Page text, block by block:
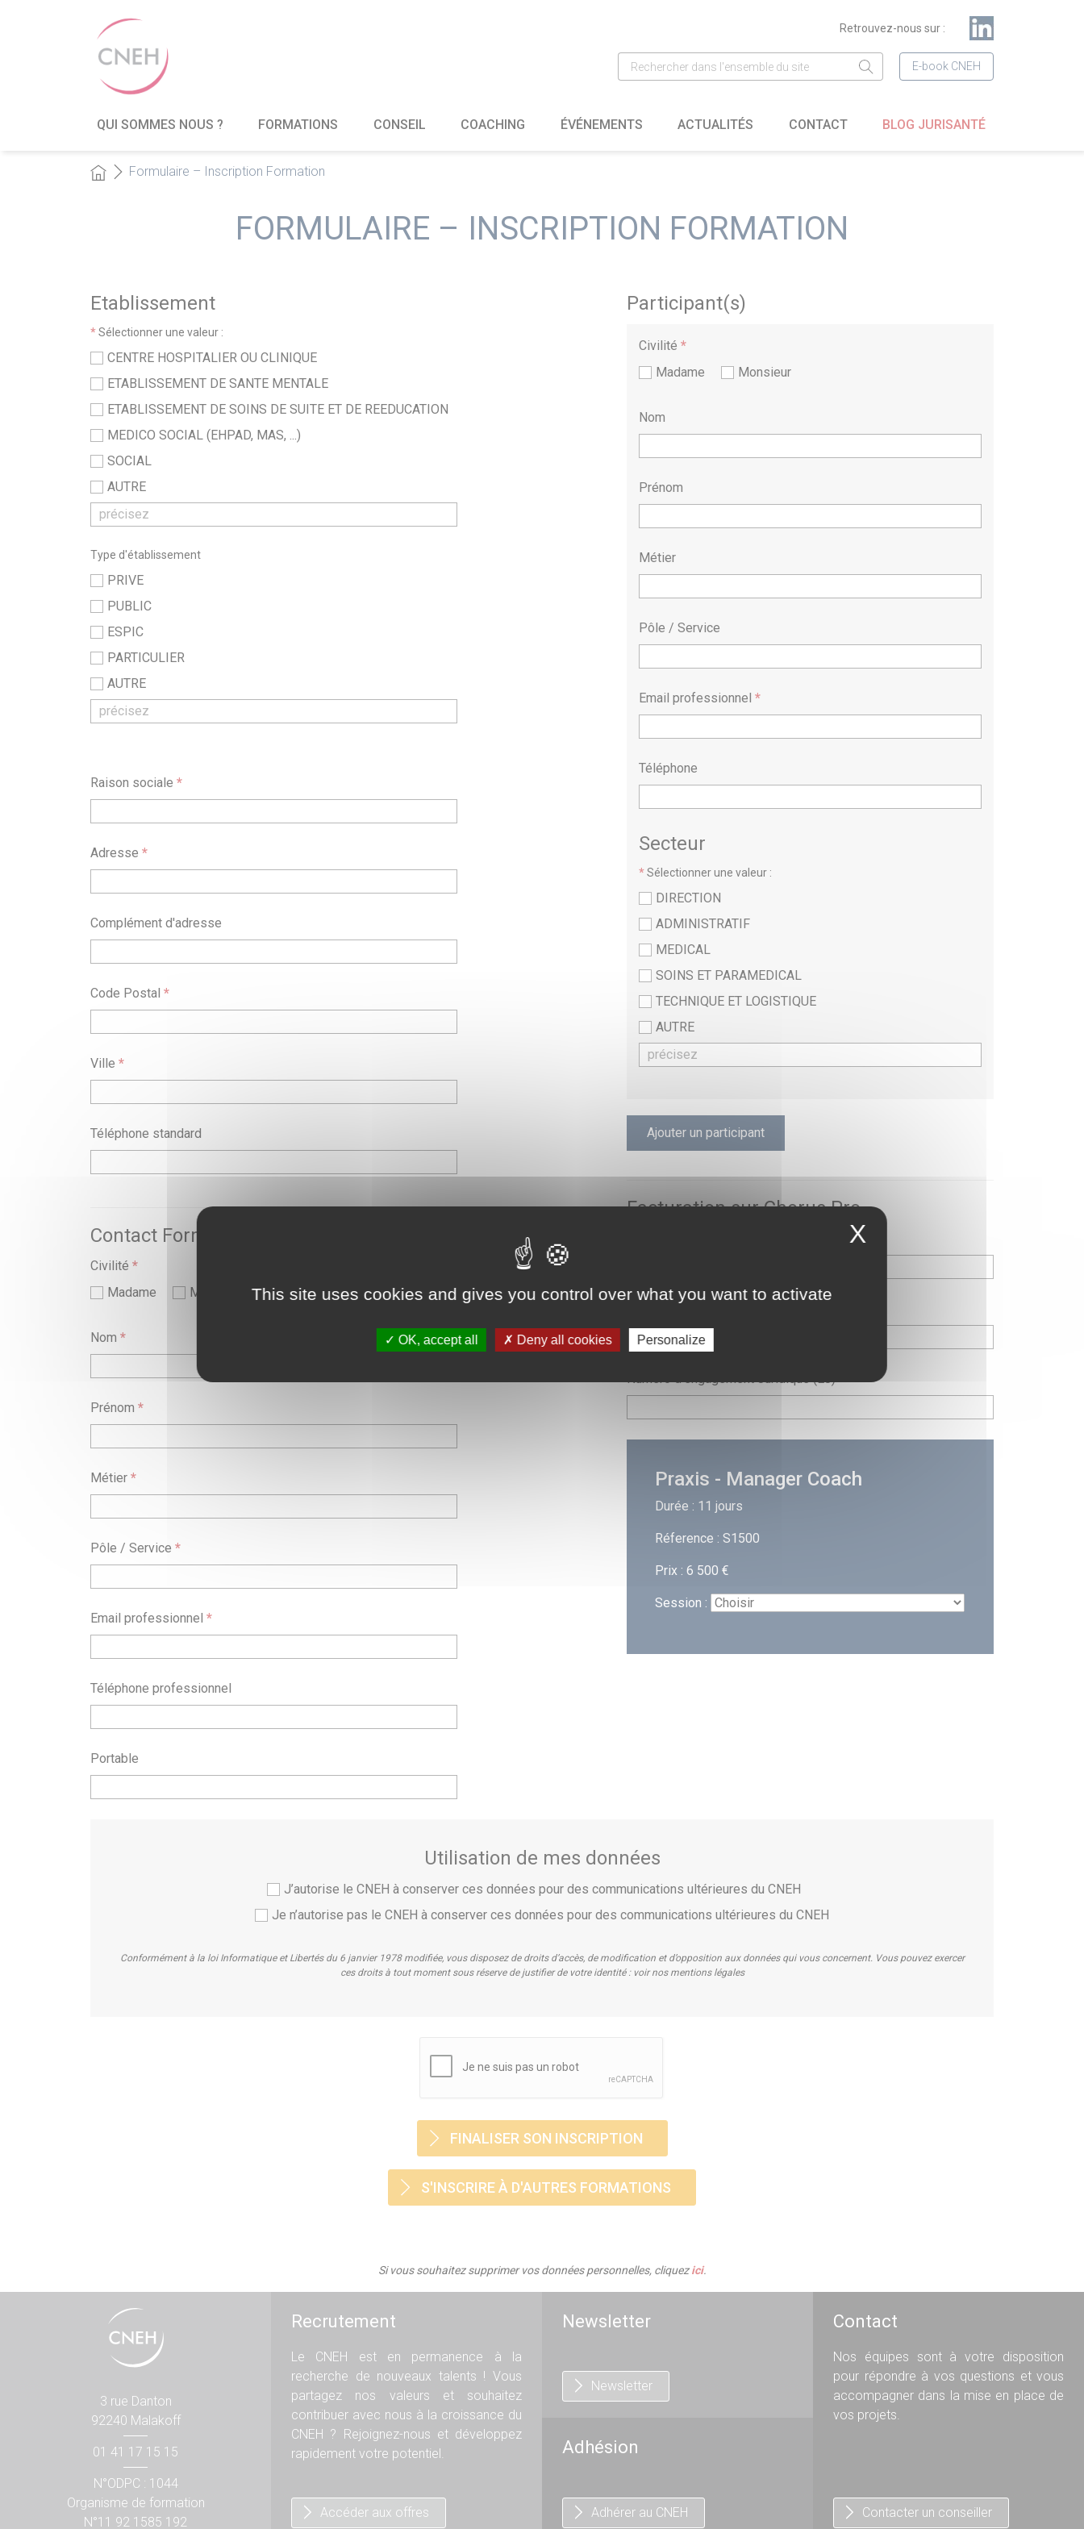
Retrouvez-nous sur :
E-book CNEH
QUI SOMMES NOUS ? FORMATIONS CONSEIL COACHING ÉVÉNEMENTS ACTUALITÉS CONTACT BLOG JURISANTÉ
Formulaire – Inscription Formation
FORMULAIRE – INSCRIPTION FORMATION
Etablissement
*Sélectionner une valeur :
CENTRE HOSPITALIER OU CLINIQUE
ETABLISSEMENT DE SANTE MENTALE
ETABLISSEMENT DE SOINS DE SUITE ET DE REEDUCATION
MEDICO SOCIAL (EHPAD, MAS, ...)
SOCIAL
AUTRE
Type d'établissement
PRIVE
PUBLIC
ESPIC
PARTICULIER
AUTRE
Raison sociale *
Adresse *
Complément d'adresse
Code Postal *
Ville *
Téléphone standard
Contact Formation de votre Établissement
Civilité *
Madame
Monsieur
Nom *
Prénom *
Métier *
Pôle / Service *
Email professionnel *
Téléphone professionnel
Portable
Participant(s)
Civilité *
Madame
Monsieur
Nom
Prénom
Métier
Pôle / Service
Email professionnel *
Téléphone
Secteur
*Sélectionner une valeur :
DIRECTION
ADMINISTRATIF
MEDICAL
SOINS ET PARAMEDICAL
TECHNIQUE ET LOGISTIQUE
AUTRE
Ajouter un participant
Facturation sur Chorus Pro
Code Service CHORUS (SE)
Praxis - Manager Coach
Durée : 11 jours
Réference : S1500
Prix : 6 500 €
Session :
Utilisation de mes données
J’autorise le CNEH à conserver ces données pour des communications ultérieures du CNEH
Je n’autorise pas le CNEH à conserver ces données pour des communications ultérieures du CNEH
Conformément à la loi Informatique et Libertés du 6 janvier 1978 modifiée, vous disposez de droits d’accès, de modification et d’opposition aux données qui vous concernent. Vous pouvez exercer
ces droits à tout moment sous réserve de justifier de votre identité : voir nos mentions légales
S'INSCRIRE À D'AUTRES FORMATIONS
Si vous souhaitez supprimer vos données personnelles, cliquezici.
3 rue Danton
92240 Malakoff
01 41 17 15 15
N°ODPC : 1044
Organisme de formation
N°11 92 1585 192
Recrutement
Le CNEH est en permanence à la
recherche de nouveaux talents ! Vous
partagez nos valeurs et souhaitez
contribuer avec nous à la croissance du
CNEH ? Rejoignez-nous et développez
rapidement votre potentiel.
Accéder aux offres
Newsletter
Newsletter
Adhésion
Adhérer au CNEH
Contact
Nos équipes sont à votre disposition
pour répondre à vos questions et vous
accompagner dans la mise en place de
vos projets.
Contacter un conseiller
X
This site uses cookies and gives you control over what you want to activate
OK, accept all Deny all cookies Personalize